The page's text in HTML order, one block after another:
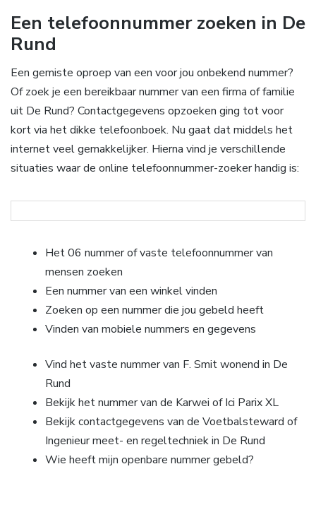
Een telefoonnummer zoeken in De
Rund
Een gemiste oproep van een voor jou onbekend nummer?
Of zoek je een bereikbaar nummer van een firma of familie
uit De Rund? Contactgegevens opzoeken ging tot voor
kort via het dikke telefoonboek. Nu gaat dat middels het
internet veel gemakkelijker. Hierna vind je verschillende
situaties waar de online telefoonnummer-zoeker handig is:
Het 06 nummer of vaste telefoonnummer van
mensen zoeken
Een nummer van een winkel vinden
Zoeken op een nummer die jou gebeld heeft
Vinden van mobiele nummers en gegevens
Vind het vaste nummer van F. Smit wonend in De
Rund
Bekijk het nummer van de Karwei of Ici Parix XL
Bekijk contactgegevens van de Voetbalsteward of
Ingenieur meet- en regeltechniek in De Rund
Wie heeft mijn openbare nummer gebeld?